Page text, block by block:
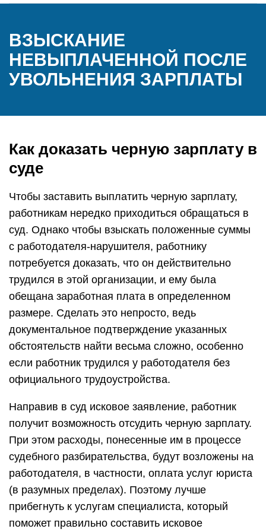
ВЗЫСКАНИЕ
НЕВЫПЛАЧЕННОЙ ПОСЛЕ
УВОЛЬНЕНИЯ ЗАРПЛАТЫ
Как доказать черную зарплату в
суде
Чтобы заставить выплатить черную зарплату,
работникам нередко приходиться обращаться в
суд. Однако чтобы взыскать положенные суммы
с работодателя-нарушителя, работнику
потребуется доказать, что он действительно
трудился в этой организации, и ему была
обещана заработная плата в определенном
размере. Сделать это непросто, ведь
документальное подтверждение указанных
обстоятельств найти весьма сложно, особенно
если работник трудился у работодателя без
официального трудоустройства.
Направив в суд исковое заявление, работник
получит возможность отсудить черную зарплату.
При этом расходы, понесенные им в процессе
судебного разбирательства, будут возложены на
работодателя, в частности, оплата услуг юриста
(в разумных пределах). Поэтому лучше
прибегнуть к услугам специалиста, который
поможет правильно составить исковое